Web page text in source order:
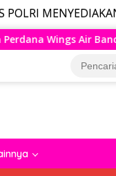
BERBAGAI
Resmi